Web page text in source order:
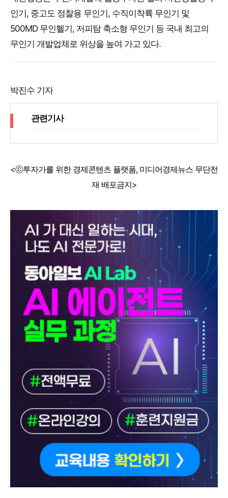
인기, 중고도 정찰용 무인기, 수직이착륙 무인기 및
500MD 무인헬기, 저피탐 축소형 무인기 등 국내 최고의
무인기 개발업체로 위상을 높여 가고 있다.
박진수 기자
관련기사
<ⓒ투자가를 위한 경제콘텐츠 플랫폼, 미디어경제뉴스 무단전
재 배포금지>